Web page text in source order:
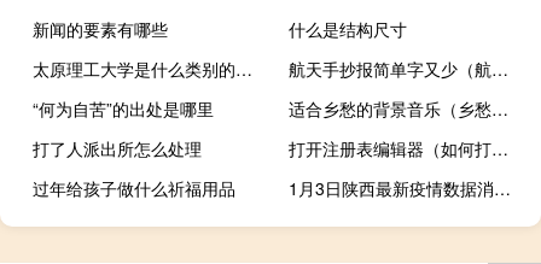
新闻的要素有哪些
什么是结构尺寸
太原理工大学是什么类别的学校
航天手抄报简单字又少（航天手抄报）
“何为自苦”的出处是哪里
适合乡愁的背景音乐（乡愁背景音乐纯音乐）
打了人派出所怎么处理
打开注册表编辑器（如何打开注册表编辑器）
过年给孩子做什么祈福用品
1月3日陕西最新疫情数据消息动态 中国红基会：43名队员组成的“中国红十字救护转运队”从武汉驰援西安